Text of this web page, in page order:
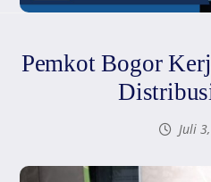
Pemkot Bogor
Juli